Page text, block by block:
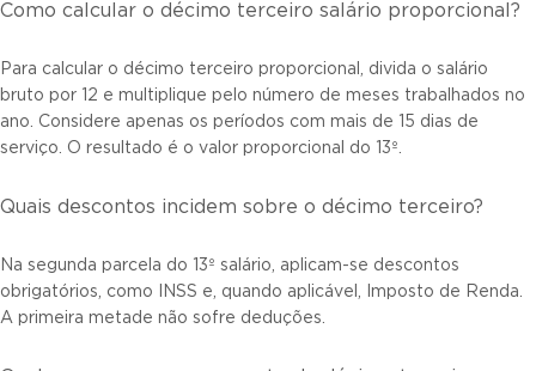
Como calcular o décimo terceiro salário proporcional?
Para calcular o décimo terceiro proporcional, divida o salário
bruto por 12 e multiplique pelo número de meses trabalhados no
ano. Considere apenas os períodos com mais de 15 dias de
serviço. O resultado é o valor proporcional do 13º.
Quais descontos incidem sobre o décimo terceiro?
Na segunda parcela do 13º salário, aplicam-se descontos
obrigatórios, como INSS e, quando aplicável, Imposto de Renda.
A primeira metade não sofre deduções.